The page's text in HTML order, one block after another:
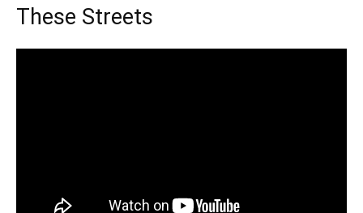
These Streets